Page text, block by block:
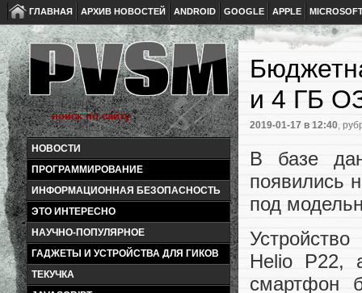
ГЛАВНАЯ АРХИВ НОВОСТЕЙ ANDROID GOOGLE APPLE
НОВОСТИ
ПРОГРАММИРОВАНИЕ
ИНФОРМАЦИОННАЯ БЕЗОПАСНОСТЬ
ЭТО ИНТЕРЕСНО
НАУЧНО-ПОПУЛЯРНОЕ
ГАДЖЕТЫ И УСТРОЙСТВА ДЛЯ ГИКОВ
ТЕКУЧКА
и 4 ГБ
2019-01-17 в 12:40,
В базе
появились
под
Helio P22,
смартфон